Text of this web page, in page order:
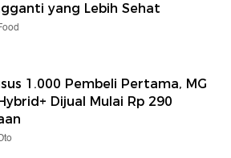
yang Lebih Sehat
1.000 Pembeli Pertama, MG
Dijual Mulai Rp 290